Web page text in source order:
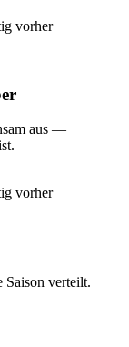
vorher
aus —
vorher
Saison verteilt.